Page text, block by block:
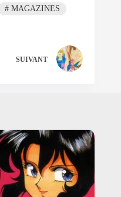
#MAGAZINES
SUIVANT